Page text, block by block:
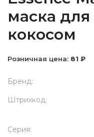
маска
кокосом
Розничная цена: 81 ₽
Бренд:
Штрихкод:
Серия: